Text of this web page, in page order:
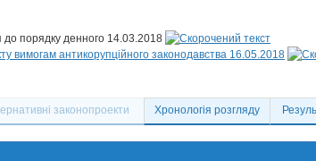
до порядку денного 14.03.2018
вимогам антикорупційного законодавства 16.05.2018
законопроекти Хронологія розгляду